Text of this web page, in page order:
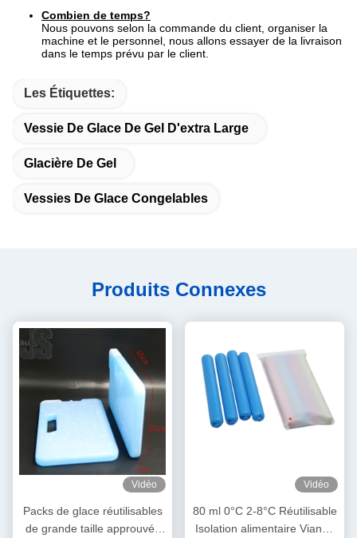
Combien de temps?
Nous pouvons selon la commande du client, organiser la
machine et le personnel, nous allons essayer de la livraison
dans le temps prévu par le client.
Les Étiquettes:
Vessie De Glace De Gel D'extra Large
Glacière De Gel
Vessies De Glace Congelables
Produits Connexes
Vidéo
Packs de glace réutilisables
de grande taille approuvés
Vidéo
80 ml 0°C 2-8°C Réutilisable
Isolation alimentaire Viande